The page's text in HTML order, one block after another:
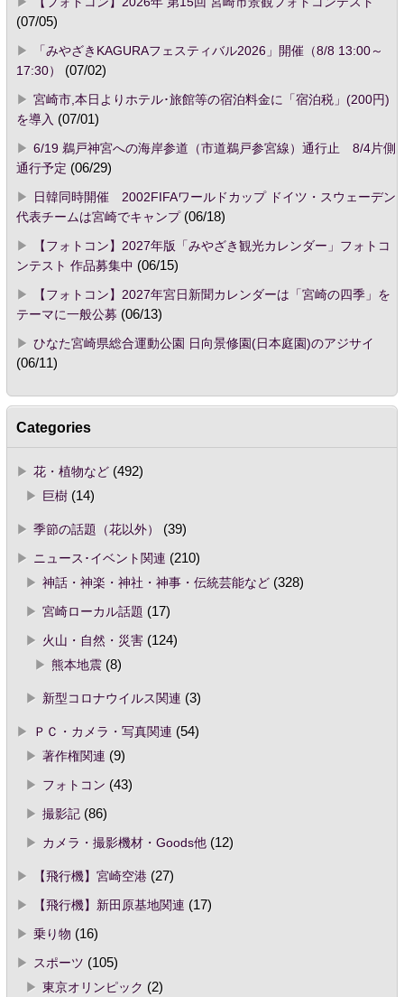
(07/05)
「みやざきKAGURAフェスティバル2026」開催（8/8 13:00～
17:30）
(07/02)
宮崎市,本日よりホテル･旅館等の宿泊料金に「宿泊税」(200円)
を導入 (07/01)
6/19 鵜戸神宮への海岸参道（市道鵜戸参宮線）通行止 8/4片側
通行予定 (06/29)
日韓同時開催 2002FIFAワールドカップ ドイツ・スウェーデン
代表チームは宮崎でキャンプ(06/18)
【フォトコン】2027年版「みやざき観光カレンダー」フォトコ
ンテスト 作品募集中 (06/15)
【フォトコン】2027年宮日新聞カレンダーは「宮崎の四季」を
テーマに一般公募 (06/13)
ひなた宮崎県総合運動公園 日向景修園(日本庭園)のアジサイ
(06/11)
Categories
花・植物など(492)
巨樹(14)
季節の話題（花以外）
(39)
ニュース･イベント関連 (210)
神話・神楽・神社・神事・伝統芸能など(328)
宮崎ローカル話題 (17)
火山・自然・災害(124)
熊本地震(8)
新型コロナウイルス関連 (3)
ＰＣ・カメラ・写真関連 (54)
著作権関連 (9)
フォトコン (43)
撮影記(86)
カメラ・撮影機材・Goods他(12)
【飛行機】宮崎空港(27)
【飛行機】新田原基地関連 (17)
乗り物 (16)
スポーツ (105)
東京オリンピック (2)